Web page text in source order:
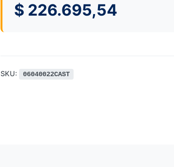
$ 226.695,54
SKU: 06040022CAST